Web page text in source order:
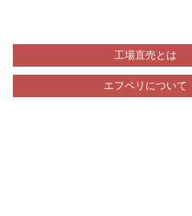
工場直売とは
エフペリについて